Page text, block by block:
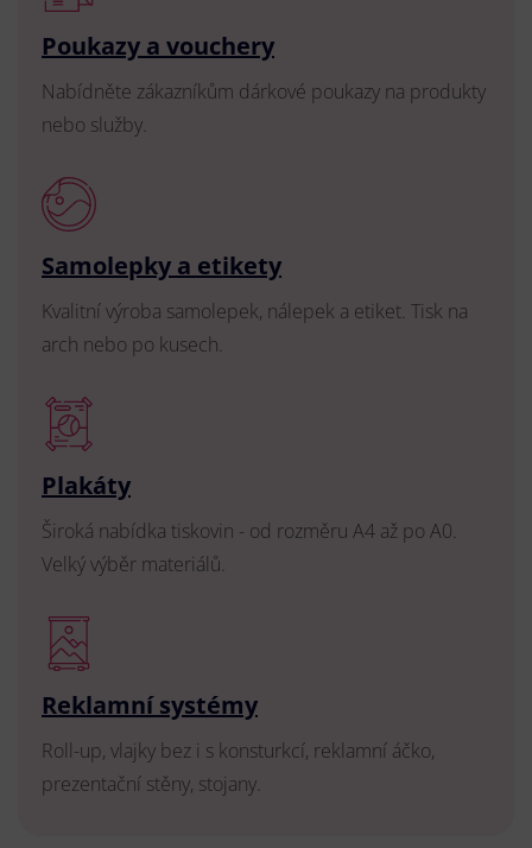
Poukazy a vouchery
Nabídněte zákazníkům dárkové poukazy na produkty
nebo služby.
Samolepky a etikety
Kvalitní výroba samolepek, nálepek a etiket. Tisk na
arch nebo po kusech.
Plakáty
Široká nabídka tiskovin - od rozměru A4 až po A0.
Velký výběr materiálů.
Reklamní systémy
Roll-up, vlajky bez i s konsturkcí, reklamní áčko,
prezentační stěny, stojany.